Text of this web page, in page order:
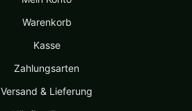
Warenkorb
Kasse
Zahlungsarten
Versand & Lieferung